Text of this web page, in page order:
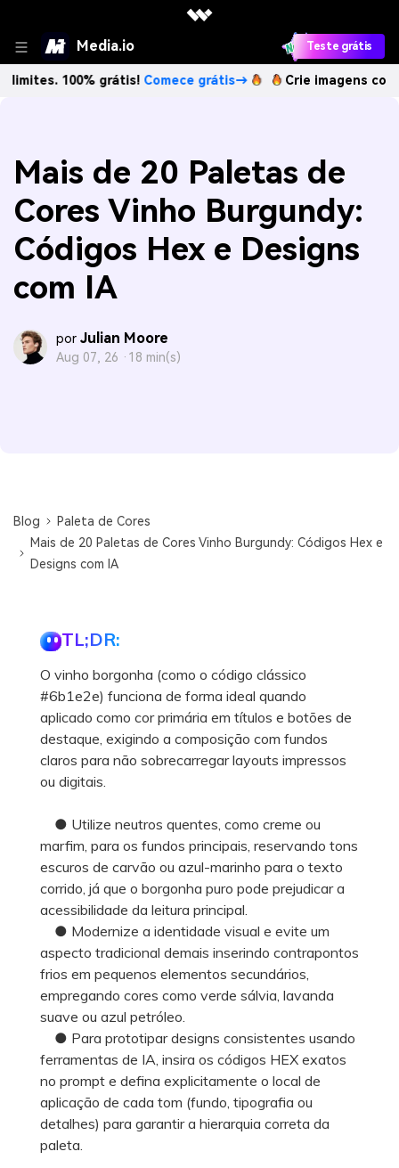
Media.io Teste grátis
grátis!Comece grátis→ Crie imagens com IA sem
Mais de 20 Paletas de
Cores Vinho Burgundy:
Códigos Hex e Designs
com IA
por Julian Moore
Aug 07, 26 · 18 min(s)
Blog
Paleta de Cores
Mais de 20 Paletas de Cores Vinho Burgundy: Códigos Hex e
Designs com IA
TL;DR:
O vinho borgonha (como o código clássico
#6b1e2e) funciona de forma ideal quando
aplicado como cor primária em títulos e botões de
destaque, exigindo a composição com fundos
claros para não sobrecarregar layouts impressos
ou digitais.
● Utilize neutros quentes, como creme ou
marfim, para os fundos principais, reservando tons
escuros de carvão ou azul-marinho para o texto
corrido, já que o borgonha puro pode prejudicar a
acessibilidade da leitura principal.
● Modernize a identidade visual e evite um
aspecto tradicional demais inserindo contrapontos
frios em pequenos elementos secundários,
empregando cores como verde sálvia, lavanda
suave ou azul petróleo.
● Para prototipar designs consistentes usando
ferramentas de IA, insira os códigos HEX exatos
no prompt e defina explicitamente o local de
aplicação de cada tom (fundo, tipografia ou
detalhes) para garantir a hierarquia correta da
paleta.